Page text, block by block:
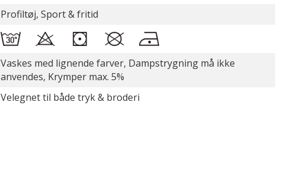
Profiltøj, Sport & fritid
Vaskes med lignende farver, Dampstrygning må ikke
anvendes, Krymper max. 5%
Velegnet til både tryk & broderi